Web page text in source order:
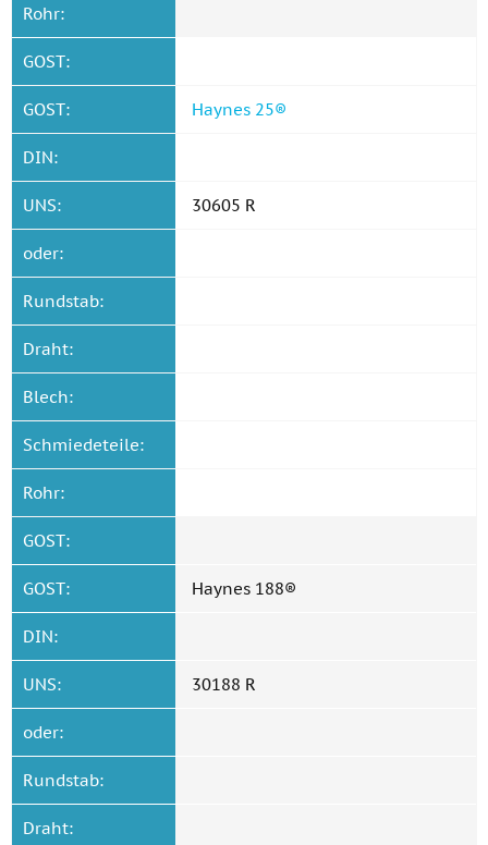
Rohr:
GOST:
GOST: Haynes 25®
DIN:
UNS: 30605 R
oder:
Rundstab:
Draht:
Blech:
Schmiedeteile:
Rohr:
GOST:
GOST: Haynes 188®
DIN:
UNS: 30188 R
oder:
Rundstab:
Draht: